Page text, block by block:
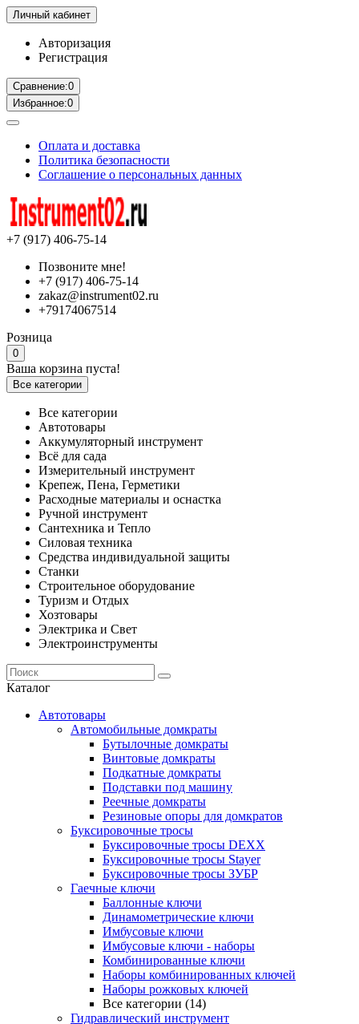
Личный кабинет
Авторизация
Регистрация
Сравнение:0
Избранное:0
Оплата и доставка
Политика безопасности
Соглашение о персональных данных
+7 (917) 406-75-14
Позвоните мне!
+7 (917) 406-75-14
zakaz@instrument02.ru
+79174067514
Розница
0
Ваша корзина пуста!
Все категории
Все категории
Автотовары
Аккумуляторный инструмент
Всё для сада
Измерительный инструмент
Крепеж, Пена, Герметики
Расходные материалы и оснастка
Ручной инструмент
Сантехника и Тепло
Силовая техника
Средства индивидуальной защиты
Станки
Строительное оборудование
Туризм и Отдых
Хозтовары
Электрика и Свет
Электроинструменты
Каталог
Автотовары
Автомобильные домкраты
Бутылочные домкраты
Винтовые домкраты
Подкатные домкраты
Подставки под машину
Реечные домкраты
Резиновые опоры для домкратов
Буксировочные тросы
Буксировочные тросы DEXX
Буксировочные тросы Stayer
Буксировочные тросы ЗУБР
Гаечные ключи
Баллонные ключи
Динамометрические ключи
Имбусовые ключи
Имбусовые ключи - наборы
Комбинированные ключи
Наборы комбинированных ключей
Наборы рожковых ключей
Все категории (14)
Гидравлический инструмент